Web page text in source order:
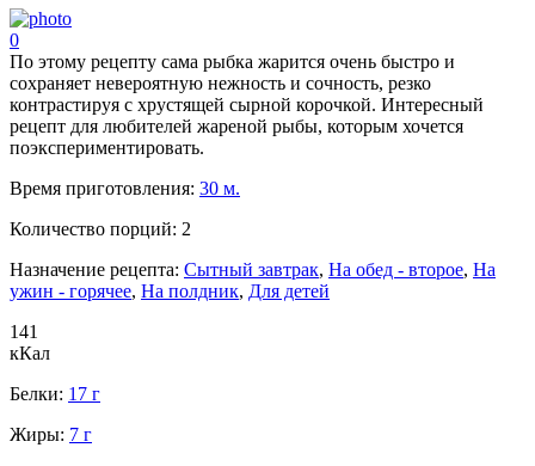
0
По этому рецепту сама рыбка жарится очень быстро и
сохраняет невероятную нежность и сочность, резко
контрастируя с хрустящей сырной корочкой. Интересный
рецепт для любителей жареной рыбы, которым хочется
поэкспериментировать.
Время приготовления: 30 м.
Количество порций: 2
Назначение рецепта: Сытный завтрак, На обед - второе, На
ужин - горячее, На полдник, Для детей
141
кКал
Белки: 17 г
Жиры: 7 г